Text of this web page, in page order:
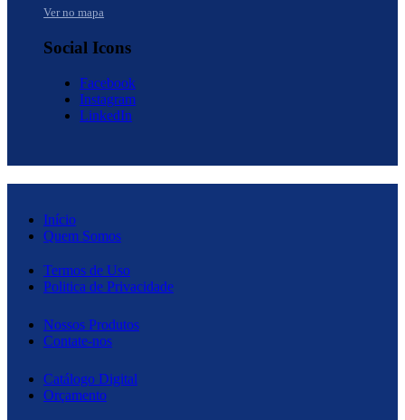
Ver no mapa
Social Icons
Facebook
Instagram
LinkedIn
Início
Quem Somos
Termos de Uso
Politica de Privacidade
Nossos Produtos
Contate-nos
Catálogo Digital
Orçamento